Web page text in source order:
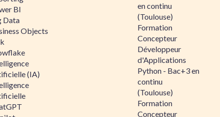
BI
Data
Objects
(IA)
en continu
(Toulouse)
Formation
Concepteur
Développeur
d'Applications
Python - Bac+3 en
continu
(Toulouse)
Formation
Concepteur